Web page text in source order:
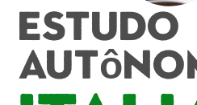
Estudo